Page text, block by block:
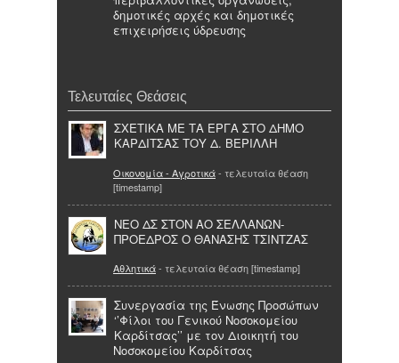
δημοτικές αρχές και δημοτικές
επιχειρήσεις ύδρευσης
Τελευταίες Θεάσεις
ΣΧΕΤΙΚΑ ΜΕ ΤΑ ΕΡΓΑ ΣΤΟ ΔΗΜΟ
ΚΑΡΔΙΤΣΑΣ ΤΟΥ Δ. ΒΕΡΙΛΛΗ
Οικονομία - Αγροτικά- τελευταία θέαση
[timestamp]
ΝΕΟ ΔΣ ΣΤΟΝ ΑΟ ΣΕΛΛΑΝΩΝ-
ΠΡΟΕΔΡΟΣ Ο ΘΑΝΑΣΗΣ ΤΣΙΝΤΖΑΣ
Αθλητικά- τελευταία θέαση [timestamp]
Συνεργασία της Ένωσης Προσώπων
‘’Φίλοι του Γενικού Νοσοκομείου
Καρδίτσας’’ με τον Διοικητή του
Νοσοκομείου Καρδίτσας